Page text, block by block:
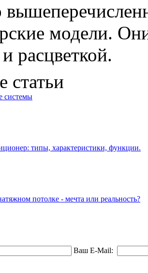
модели.
расцветкой.
статьи
системы
кондиционер:
тип бытовых кондиционеров -
на натяжном
Ваш E-Mail: